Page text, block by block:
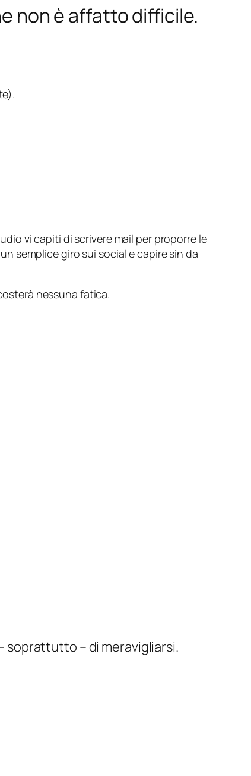
non è affatto difficile.
vi capiti di scrivere mail per proporre le
semplice giro sui social e capire sin da
nessuna fatica.
soprattutto – di meravigliarsi.